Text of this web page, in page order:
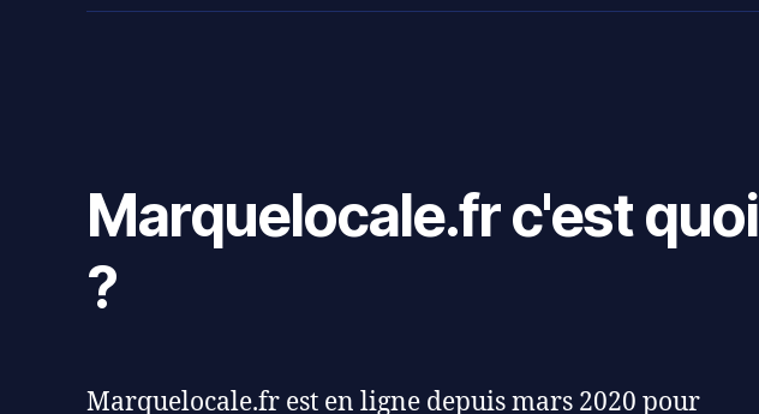
Marquelocale.fr c'est quoi
?
Marquelocale.fr est en ligne depuis mars 2020 pour